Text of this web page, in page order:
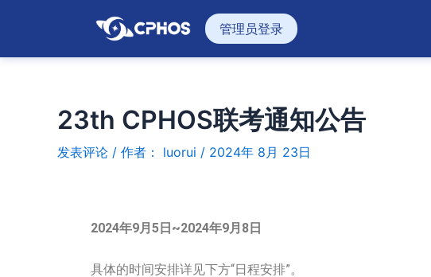
管理员登录
23th CPHOS联考通知公告
发表评论 / 作者： luorui / 2024年 8月 23日
2024年9月5日~2024年9月8日
具体的时间安排详见下方“日程安排”。